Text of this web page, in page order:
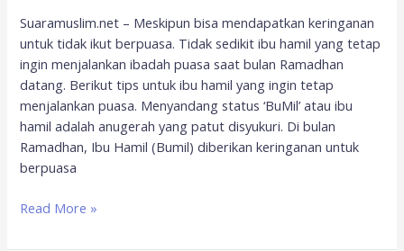
Suaramuslim.net – Meskipun bisa mendapatkan keringanan
untuk tidak ikut berpuasa. Tidak sedikit ibu hamil yang tetap
ingin menjalankan ibadah puasa saat bulan Ramadhan
datang. Berikut tips untuk ibu hamil yang ingin tetap
menjalankan puasa. Menyandang status ‘BuMil’ atau ibu
hamil adalah anugerah yang patut disyukuri. Di bulan
Ramadhan, Ibu Hamil (Bumil) diberikan keringanan untuk
berpuasa
Read More »